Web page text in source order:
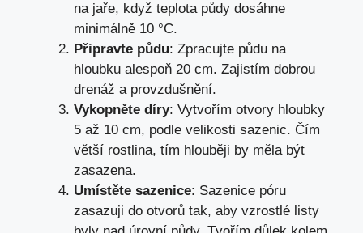
na jaře, když teplota půdy dosáhne
minimálně 10 °C.
Připravte půdu: Zpracujte půdu na
hloubku alespoň 20 cm. Zajistím dobrou
drenáž a provzdušnění.
Vykopněte díry: Vytvořím otvory hloubky
5 až 10 cm, podle velikosti sazenic. Čím
větší rostlina, tím hlouběji by měla být
zasazena.
Umístěte sazenice: Sazenice póru
zasazuji do otvorů tak, aby vzrostlé listy